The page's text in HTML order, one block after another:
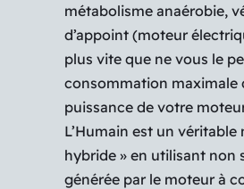
métabolisme anaérobie,
d’appoint (moteur
plus vite que ne vous le
consommation maximale
puissance de votre
L’Humain est un véritable
hybride » en utilisant non
générée par le moteur à